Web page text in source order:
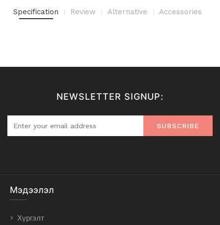
Specification Review Alternative Accessories
NEWSLETTER SIGNUP:
SUBSCRIBE
Мэдээлэл
Хүргэлт